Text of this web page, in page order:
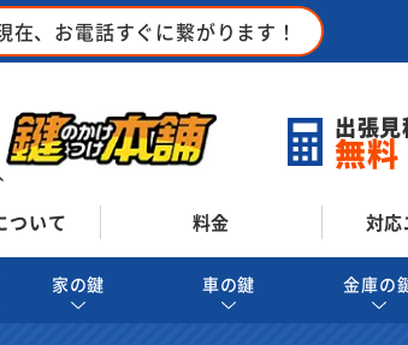
在、お電話すぐに繋がります！
出張見
無料
ついて 料金 対
家の鍵 車の鍵 金庫の